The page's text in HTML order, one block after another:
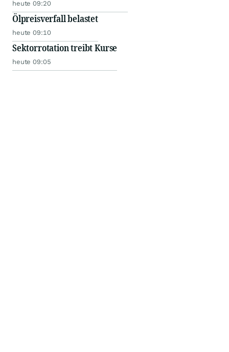
heute 09:20
Ölpreisverfall belastet
heute 09:10
Sektorrotation treibt Kurse
heute 09:05